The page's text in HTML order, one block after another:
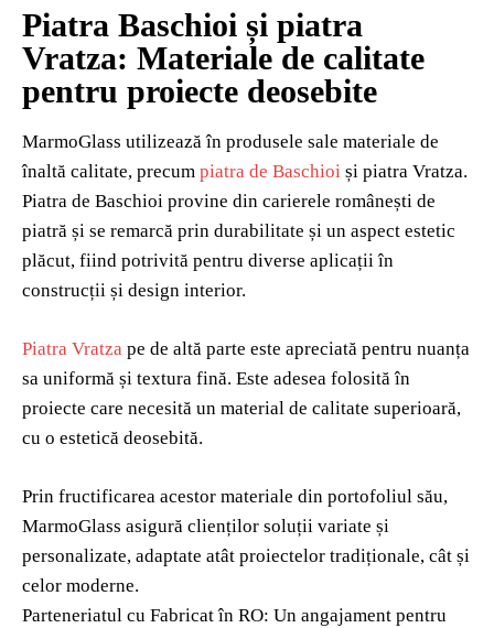
Piatra Baschioi și piatra
Vratza: Materiale de calitate
pentru proiecte deosebite
MarmoGlass utilizează în produsele sale materiale de
înaltă calitate, precum piatra de Baschioi și piatra Vratza.
Piatra de Baschioi provine din carierele românești de
piatră și se remarcă prin durabilitate și un aspect estetic
plăcut, fiind potrivită pentru diverse aplicații în
construcții și design interior.
Piatra Vratza pe de altă parte este apreciată pentru nuanța
sa uniformă și textura fină. Este adesea folosită în
proiecte care necesită un material de calitate superioară,
cu o estetică deosebită.
Prin fructificarea acestor materiale din portofoliul său,
MarmoGlass asigură clienților soluții variate și
personalizate, adaptate atât proiectelor tradiționale, cât și
celor moderne.
Parteneriatul cu Fabricat în RO: Un angajament pentru